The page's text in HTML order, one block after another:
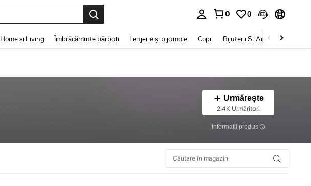
0 0
Home și Living Îmbrăcăminte bărbați Lenjerie și pijamale Copii Bijuterii Și Accesorii
Urmărește
2.4K Urmăritori
Informații produs